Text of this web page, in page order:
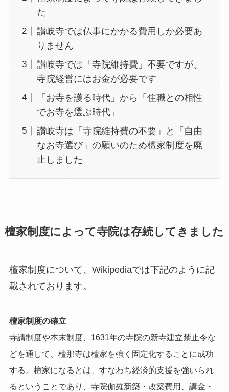
た
讃岐寺では仏事にかかる費用しか必要あ
りません
讃岐寺では「寺院維持費」不要ですが、
寺院経営にはお金が必要です
「お寺を護る時代」から「住職との相性
でお寺を選ぶ時代」
讃岐寺は「寺院維持費の不要」と「自由
なお寺選び」の願いのため檀家制度を廃
止しました
檀家制度によって寺院は存続してきました
檀家制度について、 Wikipediaでは下記のように記
載されております。
檀家制度の確立
寺請制度や本末制度、1631年の寺院の新寺建立禁止令な
どを通して、檀那寺は檀家を強く固定化することに成功
する。 檀家になるとは、すなわち経済的支援を強いられ
る ということであり、寺院伽羅新築・改築費用、講金・